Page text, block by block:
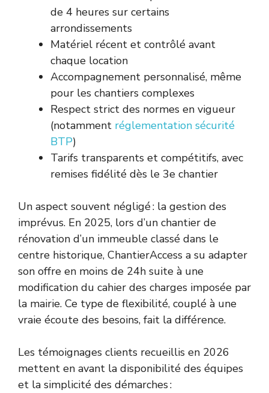
de 4 heures sur certains
arrondissements
Matériel récent et contrôlé avant
chaque location
Accompagnement personnalisé, même
pour les chantiers complexes
Respect strict des normes en vigueur
(notamment réglementation sécurité
BTP)
Tarifs transparents et compétitifs, avec
remises fidélité dès le 3e chantier
Un aspect souvent négligé : la gestion des
imprévus. En 2025, lors d’un chantier de
rénovation d’un immeuble classé dans le
centre historique, ChantierAccess a su adapter
son offre en moins de 24h suite à une
modification du cahier des charges imposée par
la mairie. Ce type de flexibilité, couplé à une
vraie écoute des besoins, fait la différence.
Les témoignages clients recueillis en 2026
mettent en avant la disponibilité des équipes
et la simplicité des démarches :